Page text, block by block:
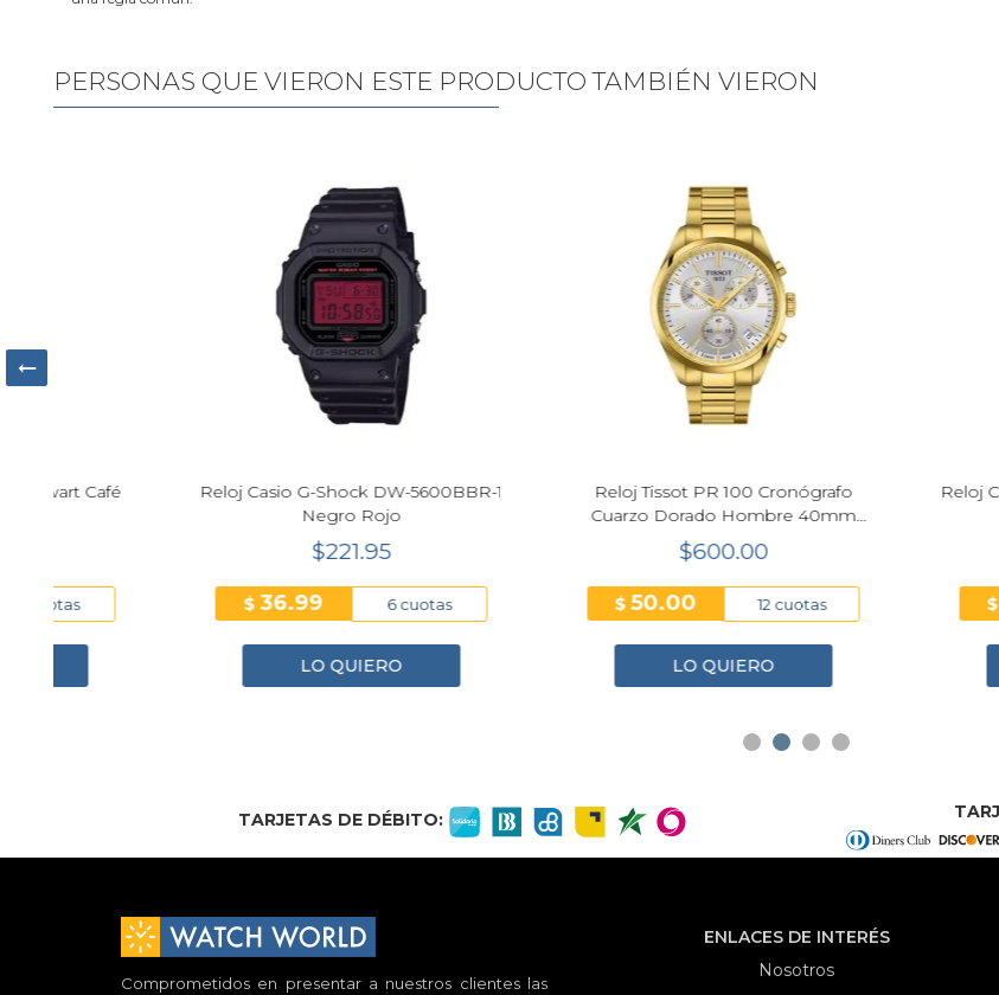
PERSONAS QUE VIERON ESTE PRODUCTO TAMBIÉN VIERON
Reloj Casio G-Shock DW-5600BBR-1
6 cuotas
Reloj Tissot PR 100 Cronógrafo
Cuarzo Dorado Hombre 40mm
T150.417.33.031.00
12 cuotas
Reloj Casio G-
TARJETAS DE DÉBITO:
Comprometidos en presentar a nuestros clientes las
ENLACES DE INTERÉS
Nosotros